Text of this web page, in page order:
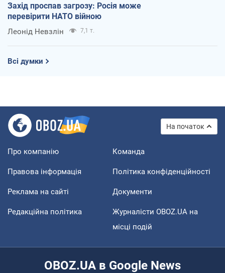
Захід проспав загрозу: Росія може
перевірити НАТО війною
Леонід Невзлін 7,1 т.
Всі думки
На початок
Про компанію Команда
Правова інформація Політика конфіденційності
Реклама на сайті Документи
Редакційна політика
Журналісти OBOZ.UA на
місці подій
OBOZ.UA в Google News